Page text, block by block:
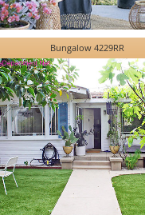
Bungalow 4229RR